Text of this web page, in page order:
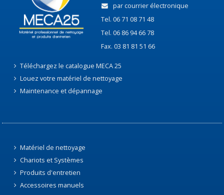
par courrier électronique
Tel. 06 71 08 71 48
Tel. 06 86 94 66 78
Fax. 03 81 81 51 66
Téléchargez le catalogue MECA 25
Louez votre matériel de nettoyage
Maintenance et dépannage
Matériel de nettoyage
Chariots et Systèmes
Produits d'entretien
Accessoires manuels